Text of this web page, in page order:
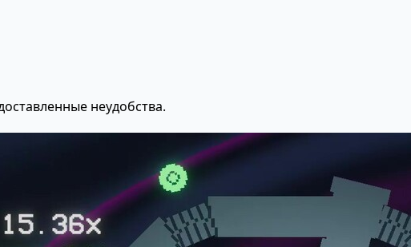
неудобства.